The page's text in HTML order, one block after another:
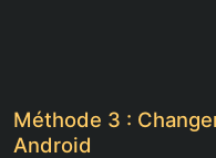
Méthode 3 :
Android